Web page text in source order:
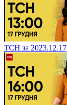
ТСН за 2023.12.17